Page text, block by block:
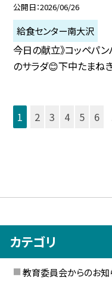
公開日 2026/06/26
給食センター南大沢
今日の献立》コッペパ
のサラダ😊下中たまね
1 2 3 4 5 6
カテゴリ
教育委員会からのお知